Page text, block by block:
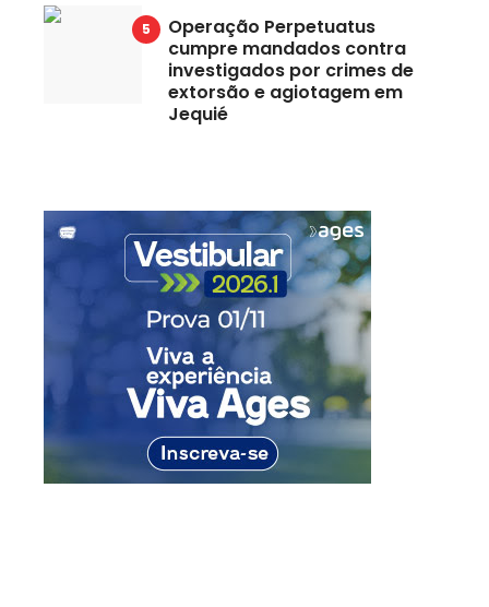
Operação Perpetuatus
cumpre mandados contra
investigados por crimes de
extorsão e agiotagem em
Jequié